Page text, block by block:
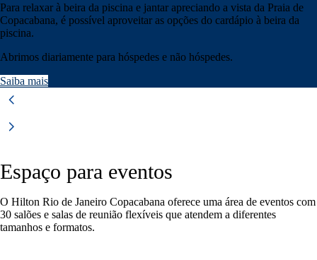
Para relaxar à beira da piscina e jantar apreciando a vista da Praia de
Copacabana, é possível aproveitar as opções do cardápio à beira da
piscina.
Abrimos diariamente para hóspedes e não hóspedes.
Saiba mais
Espaço para eventos
O Hilton Rio de Janeiro Copacabana oferece uma área de eventos com
30 salões e salas de reunião flexíveis que atendem a diferentes
tamanhos e formatos.